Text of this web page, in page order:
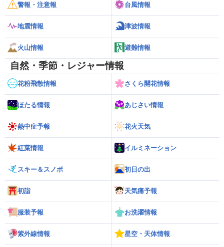
警報・注意報 台風情報
地震情報 津波情報
火山情報 避難情報
自然・季節・レジャー情報
花粉飛散情報 さくら開花情報
ほたる情報 あじさい情報
熱中症予報 花火天気
紅葉情報 イルミネーション
スキー＆スノボ 初日の出
初詣 天気痛予報
服装予報 お洗濯情報
紫外線情報 星空・天体情報